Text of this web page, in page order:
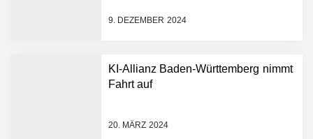
9. DEZEMBER 2024
KI-Allianz Baden-Württemberg nimmt
Fahrt auf
20. MÄRZ 2024
NEURA Robotics gibt
Dollar bekannt, um den